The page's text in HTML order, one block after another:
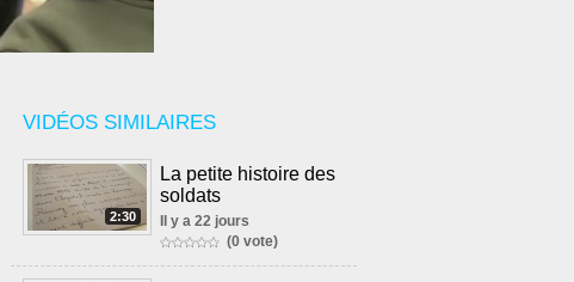
VIDÉOS SIMILAIRES
2:30
La petite histoire des
soldats
Il y a 22 jours
(0 vote)